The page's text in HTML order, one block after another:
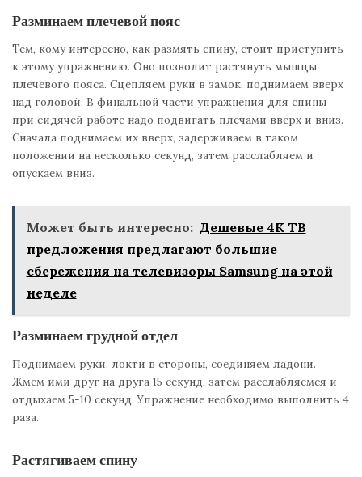
Разминаем плечевой пояс
Тем, кому интересно, как размять спину, стоит приступить
к этому упражнению. Оно позволит растянуть мышцы
плечевого пояса. Сцепляем руки в замок, поднимаем вверх
над головой. В финальной части упражнения для спины
при сидячей работе надо подвигать плечами вверх и вниз.
Сначала поднимаем их вверх, задерживаем в таком
положении на несколько секунд, затем расслабляем и
опускаем вниз.
Может быть интересно: Дешевые 4K ТВ
предложения предлагают большие
сбережения на телевизоры Samsung на этой
неделе
Разминаем грудной отдел
Поднимаем руки, локти в стороны, соединяем ладони.
Жмем ими друг на друга 15 секунд, затем расслабляемся и
отдыхаем 5-10 секунд. Упражнение необходимо выполнить 4
раза.
Растягиваем спину